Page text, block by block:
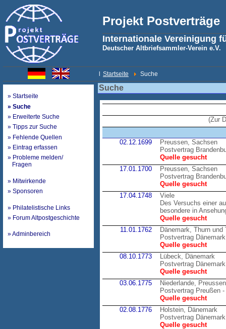
Projekt Postverträge
Internationale Vereinigung
Deutscher Altbriefsammler-Verein e.V.
Startseite Suche
» Startseite
» Suche
» Erweiterte Suche
» Tipps zur Suche
» Fehlende Quellen
» Eintrag erfassen
» Probleme melden/
Fragen
» Mitwirkende
» Sponsoren
» Philatelistische Links
» Forum Altpostgeschichte
» Adminbereich
Suche
(Zur
02.12.1699
Preussen, Sachsen
Postvertrag
Quelle gesucht
17.01.1700
Preussen, Sachsen
Postvertrag
Quelle gesucht
17.04.1748
Viele
Des Versuchs einer
besondere in
Quelle gesucht
11.01.1762
Dänemark, Thurn und
Postvertrag
Quelle gesucht
08.10.1773
Lübeck, Dänemark
Postvertrag
Quelle gesucht
03.06.1775
Niederlande, Preussen
Postvertrag Preußen
Quelle gesucht
02.08.1776
Holstein, Dänemark
Postvertrag
Quelle gesucht